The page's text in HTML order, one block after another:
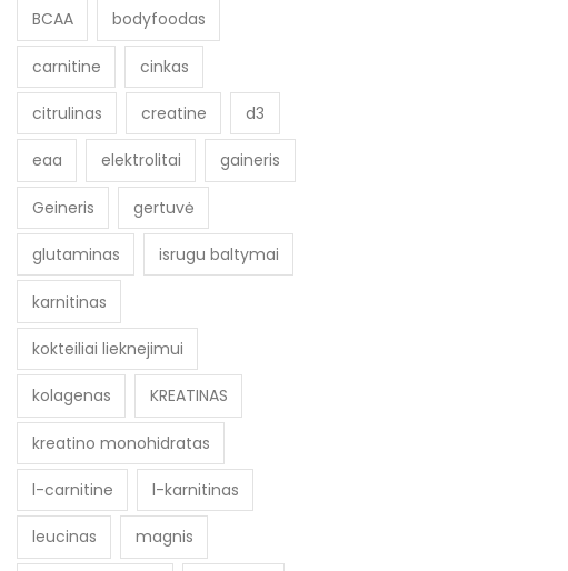
BCAA bodyfoodas
carnitine cinkas
citrulinas creatine d3
eaa elektrolitai gaineris
Geineris gertuvė
glutaminas isrugu baltymai
karnitinas
kokteiliai lieknejimui
kolagenas KREATINAS
kreatino monohidratas
l-carnitine l-karnitinas
leucinas magnis